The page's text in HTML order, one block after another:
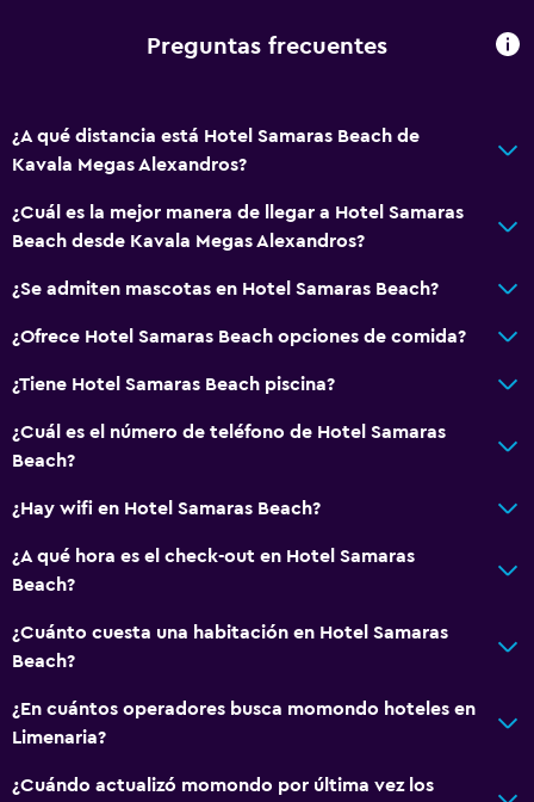
Preguntas frecuentes
¿A qué distancia está Hotel Samaras Beach de
Kavala Megas Alexandros?
¿Cuál es la mejor manera de llegar a Hotel Samaras
Beach desde Kavala Megas Alexandros?
¿Se admiten mascotas en Hotel Samaras Beach?
¿Ofrece Hotel Samaras Beach opciones de comida?
¿Tiene Hotel Samaras Beach piscina?
¿Cuál es el número de teléfono de Hotel Samaras
Beach?
¿Hay wifi en Hotel Samaras Beach?
¿A qué hora es el check-out en Hotel Samaras
Beach?
¿Cuánto cuesta una habitación en Hotel Samaras
Beach?
¿En cuántos operadores busca momondo hoteles en
Limenaria?
¿Cuándo actualizó momondo por última vez los